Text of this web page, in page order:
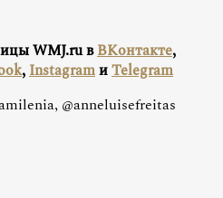
WMJ.ru вВКонтакте,
,InstagramиTelegram
@anneluisefreitas